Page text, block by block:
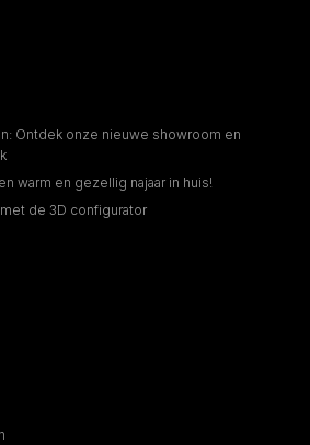
Ontdek onze nieuwe showroom en
warm en gezellig najaar in huis!
de 3D configurator